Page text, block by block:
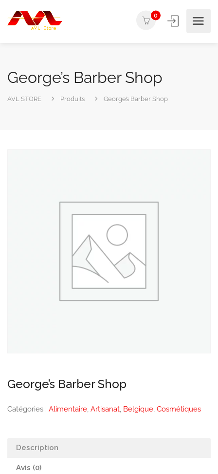
0
George’s Barber Shop
AVL STORE Produits George’s Barber Shop
George’s Barber Shop
Catégories : Alimentaire, Artisanat, Belgique, Cosmétiques
Description
Avis (0)